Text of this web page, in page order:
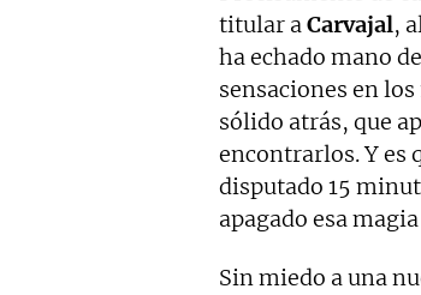
titular aCarvajal,
ha echado mano
sensaciones en
sólido atrás, que
encontrarlos. Y es
disputado 15
apagado esa
Sin miedo a una